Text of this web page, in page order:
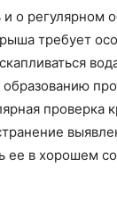
и о регулярном
требует
проверка
ее в хорошем